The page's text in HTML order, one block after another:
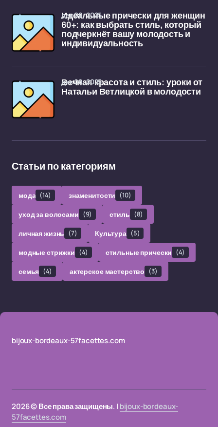
Идеальные прически для женщин
60+: как выбрать стиль, который
подчеркнёт вашу молодость и
индивидуальность
дек 08, 2025
Вечная красота и стиль: уроки от
Натальи Ветлицкой в молодости
дек 08, 2025
Статьи по категориям
мода (14) знаменитости (10)
уход за волосами (9) стиль (8)
личная жизнь (7) Культура (5)
модные стрижки (4) стильные прически (4)
семья (4) актерское мастерство (3)
bijoux-bordeaux-57facettes.com
2026 © Все права защищены. | bijoux-bordeaux-
57facettes.com